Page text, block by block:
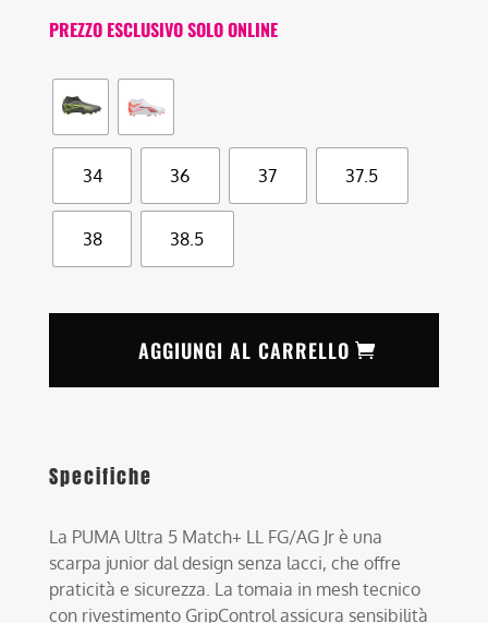
PREZZO ESCLUSIVO SOLO ONLINE
34 36 37 37.5
38 38.5
AGGIUNGI AL CARRELLO
Specifiche
La PUMA Ultra 5 Match+ LL FG/AG Jr è una
scarpa junior dal design senza lacci, che offre
praticità e sicurezza. La tomaia in mesh tecnico
con rivestimento GripControl assicura sensibilità